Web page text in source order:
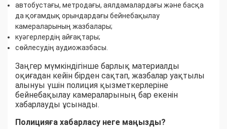
автобустағы, метродағы, аялдамалардағы және басқа
да қоғамдық орындардағы бейнебақылау
камераларының жазбалары;
куәгерлердің айғақтары;
сөйлесудің аудиожазбасы.
Заңгер мүмкіндігінше барлық материалды
оқиғадан кейін бірден сақтап, жазбалар уақтылы
алынуы үшін полиция қызметкерлеріне
бейнебақылау камераларының бар екенін
хабарлауды ұсынады.
Полицияға хабарласу неге маңызды?